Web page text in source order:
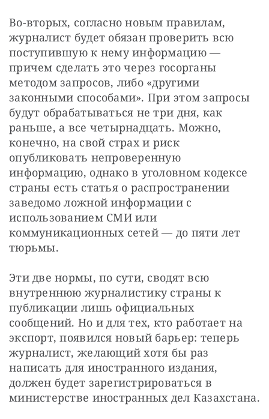
Во-вторых, согласно новым правилам,
журналист будет обязан проверить всю
поступившую к нему информацию —
причем сделать это через госорганы
методом запросов, либо «другими
законными способами». При этом запросы
будут обрабатываться не три дня, как
раньше, а все четырнадцать. Можно,
конечно, на свой страх и риск
опубликовать непроверенную
информацию, однако в уголовном кодексе
страны есть статья о распространении
заведомо ложной информации с
использованием СМИ или
коммуникационных сетей — до пяти лет
тюрьмы.
Эти две нормы, по сути, сводят всю
внутреннюю журналистику страны к
публикации лишь официальных
сообщений. Но и для тех, кто работает на
экспорт, появился новый барьер: теперь
журналист, желающий хотя бы раз
написать для иностранного издания,
должен будет зарегистрироваться в
министерстве иностранных дел Казахстана.